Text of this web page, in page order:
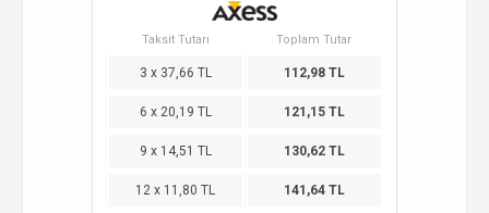
Taksit Tutarı Toplam Tutar
3 x 37,66 TL 112,98 TL
6 x 20,19 TL 121,15 TL
9 x 14,51 TL 130,62 TL
12 x 11,80 TL 141,64 TL